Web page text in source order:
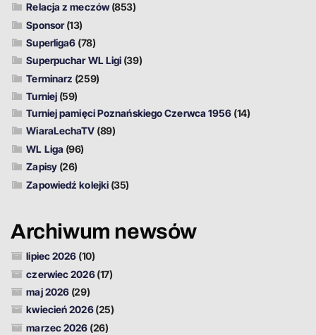
Relacja z meczów(853)
Sponsor(13)
Superliga6 (78)
Superpuchar WL Ligi (39)
Terminarz (259)
Turniej (59)
Turniej pamięci Poznańskiego Czerwca 1956 (14)
WiaraLechaTV (89)
WL Liga (96)
Zapisy(26)
Zapowiedź kolejki (35)
Archiwum newsów
lipiec 2026 (10)
czerwiec 2026(17)
maj 2026 (29)
kwiecień 2026(25)
marzec 2026 (26)